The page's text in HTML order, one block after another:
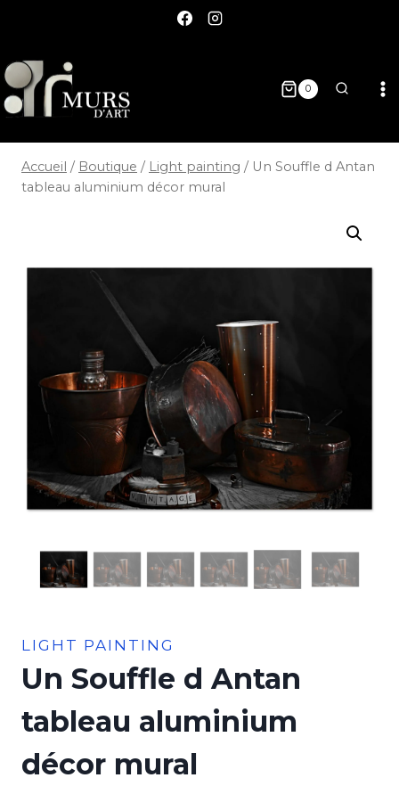
0
Accueil / Boutique / Light painting / Un Souffle d Antan
tableau aluminium décor mural
LIGHT PAINTING
Un Souffle d Antan
tableau aluminium
décor mural